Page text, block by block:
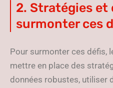
2. Stratégies
surmonter ces
Pour surmonter ces défis,
mettre en place des
données robustes, utiliser